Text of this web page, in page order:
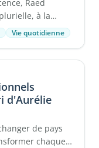
Raed
à la
Vie quotidienne
d'Aurélie
de pays
chaque